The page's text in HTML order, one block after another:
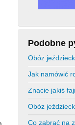
Podobne
Obóz
Jak namówić
Znacie jakiś
Obóz
Co zabrać na